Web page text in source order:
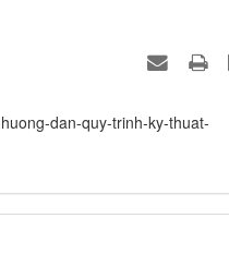
dan-quy-trinh-ky-thuat-